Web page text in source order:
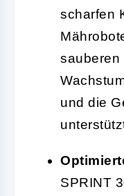
scharfen
sauberen
und die
SPRINT